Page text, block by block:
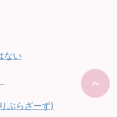
ない
ぶらざーず)